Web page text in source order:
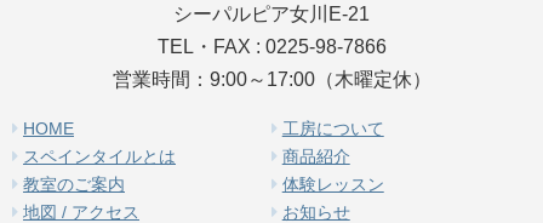
シーパルピア女川E-21
TEL・FAX : 0225-98-7866
営業時間：9:00～17:00（木曜定休）
HOME
工房について
スペインタイルとは
商品紹介
教室のご案内
体験レッスン
地図 / アクセス
お知らせ